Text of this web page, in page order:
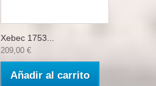
Xebec 1753...
209,00 €
Añadir al carrito